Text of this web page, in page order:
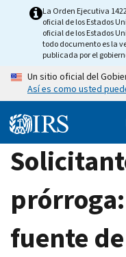
La Orden Ejecutiva
oficial de los Estados
oficial de los Estados
todo documento es la
publicada por el
Un sitio oficial del
Así es como usted
fuente